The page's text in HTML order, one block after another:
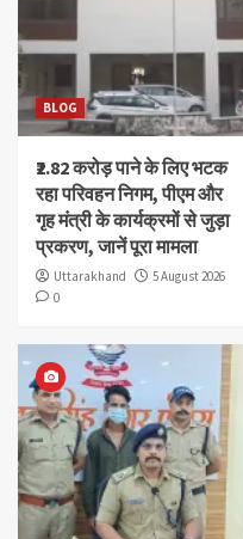
BLOG
₹2.82 करोड़ पाने के लिए भटक
रहा परिवहन निगम, पीएम और
गृह मंत्री के कार्यक्रमों से जुड़ा
प्रकरण, जानें पूरा मामला
Uttarakhand
5 August 2026
0